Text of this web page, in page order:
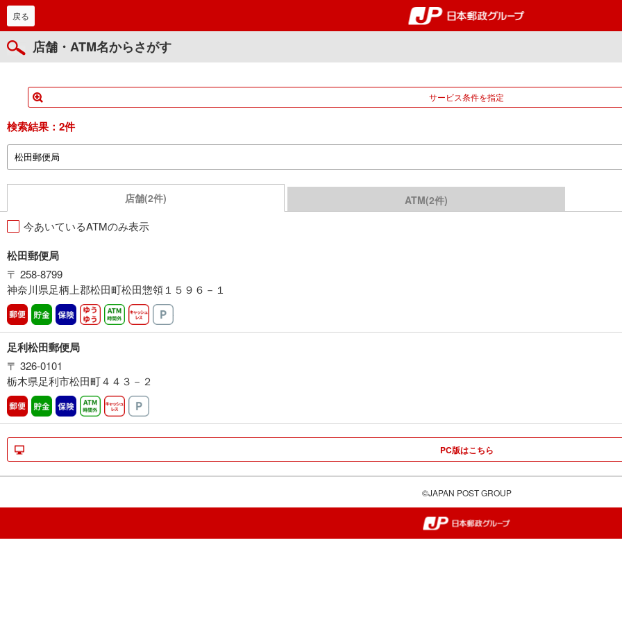
郵便局・日本郵政グループ
戻る
店舗・ATM名からさがす
サービス条件を指定
検索結果： 2件
店舗(2件) ATM(2件)
今あいているATMのみ表示
松田郵便局
〒 258-8799
神奈川県足柄上郡松田町松田惣領１５９６－１
郵便 貯金 保険 ゆうゆうATM時間外キャッシュレス
足利松田郵便局
〒 326-0101
栃木県足利市松田町４４３－２
郵便 貯金 保険 ATM時間外キャッシュレス
PC版はこちら
©JAPAN POST GROUP